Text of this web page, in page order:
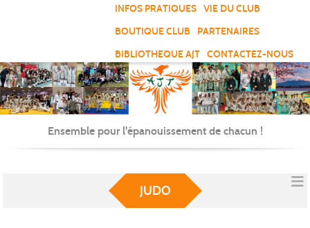
INFOS PRATIQUES
VIE DU CLUB
BOUTIQUE CLUB
PARTENAIRES
BIBLIOTHEQUE AJT
CONTACTEZ-NOUS
Ensemble pour l'épanouissement de chacun !
JUDO
Panneau de gestion des cookies